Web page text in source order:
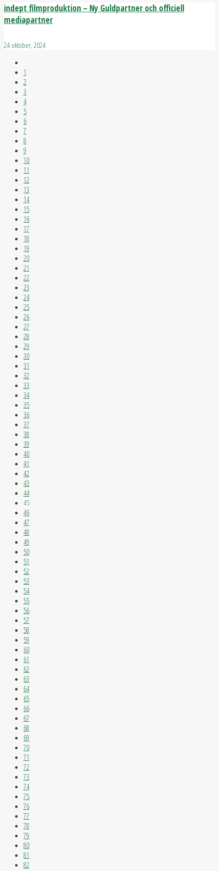
indept filmproduktion – Ny Guldpartner och officiell
mediapartner
24 oktober, 2024
1
2
3
4
5
6
7
8
9
10
11
12
13
14
15
16
17
18
19
20
21
22
23
24
25
26
27
28
29
30
31
32
33
34
35
36
37
38
39
40
41
42
43
44
45
46
47
48
49
50
51
52
53
54
55
56
57
58
59
60
61
62
63
64
65
66
67
68
69
70
71
72
73
74
75
76
77
78
79
80
81
82